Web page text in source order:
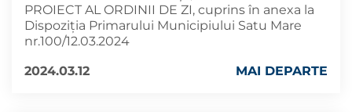
PROIECT AL ORDINII DE ZI, cuprins în anexa la
Dispoziția Primarului Municipiului Satu Mare
nr.100/12.03.2024
2024.03.12
MAI DEPARTE